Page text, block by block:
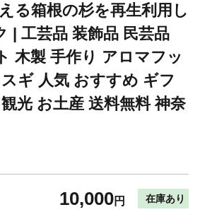
る箱根の杉を再生利用し
| 工芸品 装飾品 民芸品
木製 手作り アロマフッ
ギ 人気 おすすめ ギフ
光 お土産 送料無料 神奈
10,000円 在庫あり